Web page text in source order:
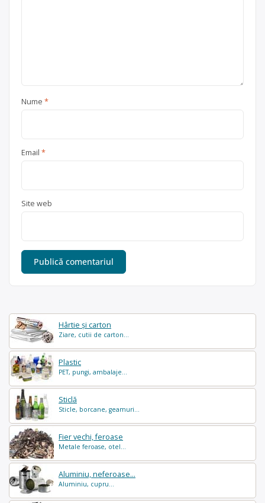
Hârtie și carton
Ziare, cutii de carton...
Plastic
PET, pungi, ambalaje...
Sticlă
Sticle, borcane, geamuri...
Fier vechi, feroase
Metale feroase, otel...
Aluminiu, neferoase...
Aluminiu, cupru...
Nume *
Email *
Site web